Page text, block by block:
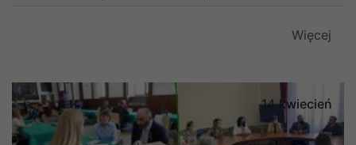
Więcej
14 kwiecień